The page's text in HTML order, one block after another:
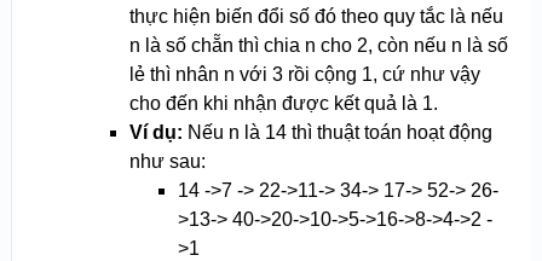
thực hiện biến đổi số đó theo quy tắc là nếu
n là số chẵn thì chia n cho 2, còn nếu n là số
lẻ thì nhân n với 3 rồi cộng 1, cứ như vậy
cho đến khi nhận được kết quả là 1.
Ví dụ: Nếu n là 14 thì thuật toán hoạt động
như sau:
14 ->7 -> 22->11-> 34-> 17-> 52-> 26-
>13-> 40->20->10->5->16->8->4->2 -
>1